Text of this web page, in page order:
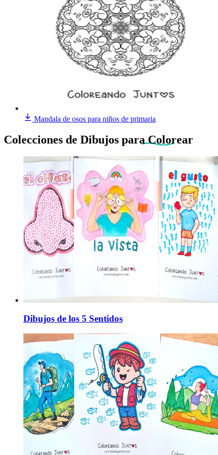
Mandala de osos para niños de primaria
Colecciones de Dibujos para Colorear
Dibujos de los 5 Sentidos